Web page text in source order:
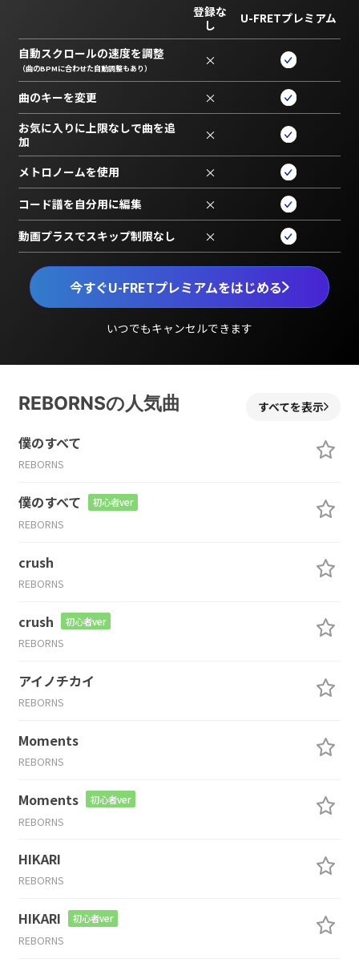
今すぐU-FRETプレミアムをはじめる
いつでもキャンセルできます
登録な
し
U-FRETプレミアム
自動スクロールの速度を調整
（曲のBPMに合わせた自動調整もあり） ×
曲のキーを変更 ×
お気に入りに上限なしで曲を追
加
×
メトロノームを使用 ×
コード譜を自分用に編集 ×
動画プラスでスキップ制限なし ×
REBORNSの人気曲 すべてを表示
僕のすべて
REBORNS
僕のすべて 初心者ver
REBORNS
crush
REBORNS
crush 初心者ver
REBORNS
アイノチカイ
REBORNS
Moments
REBORNS
Moments 初心者ver
REBORNS
HIKARI
REBORNS
HIKARI 初心者ver
REBORNS